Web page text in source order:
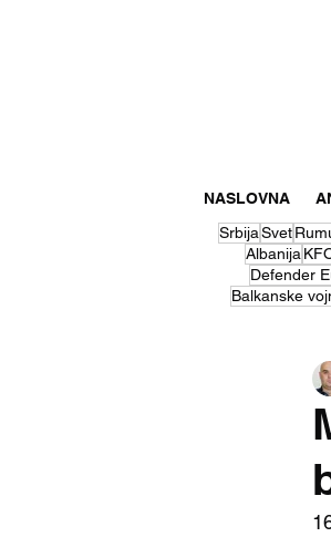
NASLOVNA
SrbijaSvet
Albanija
Defender
Balkanske